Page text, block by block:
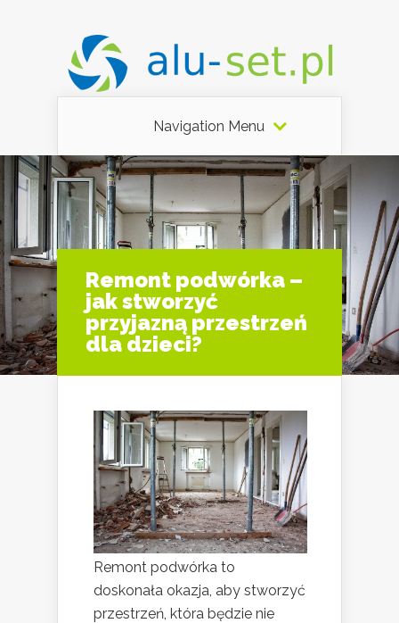
Navigation Menu
Remont podwórka –
jak stworzyć
przyjazną przestrzeń
dla dzieci?
Remont podwórka to
doskonała okazja, aby stworzyć
przestrzeń, która będzie nie